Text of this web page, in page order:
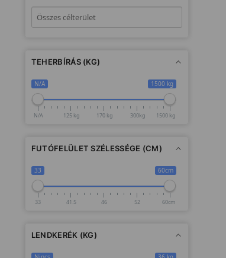
TEHERBÍRÁS (KG)
N/A 1500 kg
N/A 125 kg 170 kg 300kg 1500 kg
FUTÓFELÜLET SZÉLESSÉGE (CM)
33 60cm
33 41.5 46 52 60cm
LENDKERÉK (KG)